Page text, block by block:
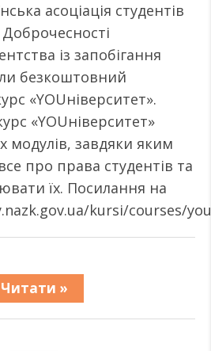
асоціація студентів
із запобігання
безкоштовний
«YOUніверситет».
«YOUніверситет»
модулів, завдяки яким
про права студентів та
їх. Посилання на
kursi/courses/
Читати »